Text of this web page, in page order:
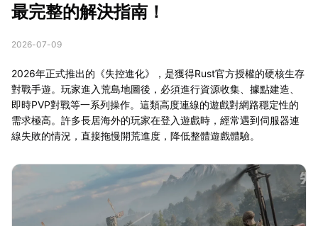
最完整的解決指南！
2026-07-09
2026年正式推出的《失控進化》，是獲得Rust官方授權的硬核生存
對戰手遊。玩家進入荒島地圖後，必須進行資源收集、據點建造、
即時PVP對戰等一系列操作。這類高度連線的遊戲對網路穩定性的
需求極高。許多長居海外的玩家在登入遊戲時，經常遇到伺服器連
線失敗的情況，直接拖慢開荒進度，降低整體遊戲體驗。